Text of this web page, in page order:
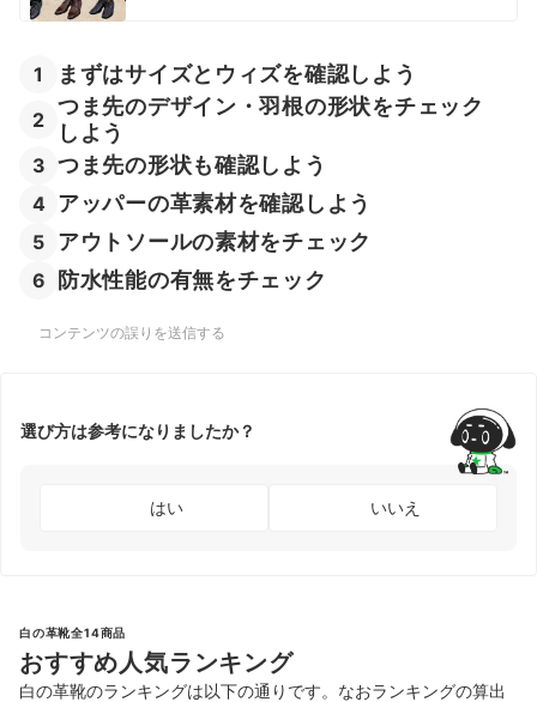
1 まずはサイズとウィズを確認しよう
2
つま先のデザイン・羽根の形状をチェック
しよう
3 つま先の形状も確認しよう
4 アッパーの革素材を確認しよう
5 アウトソールの素材をチェック
6 防水性能の有無をチェック
コンテンツの誤りを送信する
選び方は参考になりましたか？
はい いいえ
白の革靴全14商品
おすすめ人気ランキング
白の革靴のランキングは以下の通りです。なおランキングの算出